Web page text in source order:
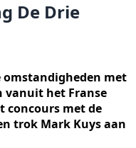
De Drie
omstandigheden met
vanuit het Franse
concours met de
trok Mark Kuys aan